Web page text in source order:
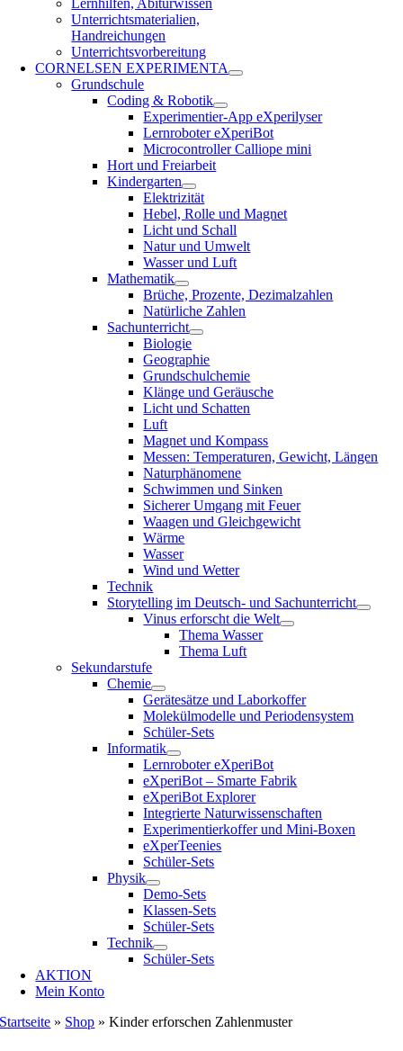
Lernhilfen, Abiturwissen
Unterrichtsmaterialien,
Handreichungen
Unterrichtsvorbereitung
CORNELSEN EXPERIMENTA
Grundschule
Coding & Robotik
Experimentier-App eXperilyser
Lernroboter eXperiBot
Microcontroller Calliope mini
Hort und Freiarbeit
Kindergarten
Elektrizität
Hebel, Rolle und Magnet
Licht und Schall
Natur und Umwelt
Wasser und Luft
Mathematik
Brüche, Prozente, Dezimalzahlen
Natürliche Zahlen
Sachunterricht
Biologie
Geographie
Grundschulchemie
Klänge und Geräusche
Licht und Schatten
Luft
Magnet und Kompass
Messen: Temperaturen, Gewicht, Längen
Naturphänomene
Schwimmen und Sinken
Sicherer Umgang mit Feuer
Waagen und Gleichgewicht
Wärme
Wasser
Wind und Wetter
Technik
Storytelling im Deutsch- und Sachunterricht
Vinus erforscht die Welt
Thema Wasser
Thema Luft
Sekundarstufe
Chemie
Gerätesätze und Laborkoffer
Molekülmodelle und Periodensystem
Schüler-Sets
Informatik
Lernroboter eXperiBot
eXperiBot – Smarte Fabrik
eXperiBot Explorer
Integrierte Naturwissenschaften
Experimentierkoffer und Mini-Boxen
eXperTeenies
Schüler-Sets
Physik
Demo-Sets
Klassen-Sets
Schüler-Sets
Technik
Schüler-Sets
AKTION
Mein Konto
Startseite » Shop »Kinder erforschen Zahlenmuster